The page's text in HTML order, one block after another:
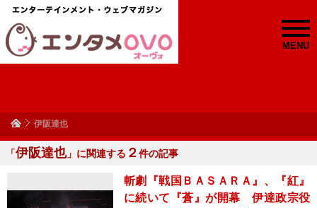
MENU
伊阪達也
「伊阪達也」に関連する ２件の記事
斬劇『戦国ＢＡＳＡＲＡ』、『紅』
に続いて『蒼』が開幕 伊達政宗役